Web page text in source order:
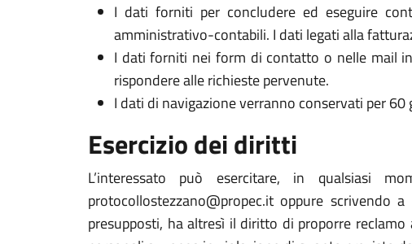
I dati forniti per concludere ed eseguire
amministrativo-contabili. I dati legati alla
I dati forniti nei form di contatto o nelle mail
rispondere alle richieste pervenute.
I dati di navigazione verranno conservati per 60
Esercizio dei diritti
L’interessato può esercitare, in qualsiasi
protocollostezzano@propec.it oppure scrivendo
presupposti, ha altresì il diritto di proporre